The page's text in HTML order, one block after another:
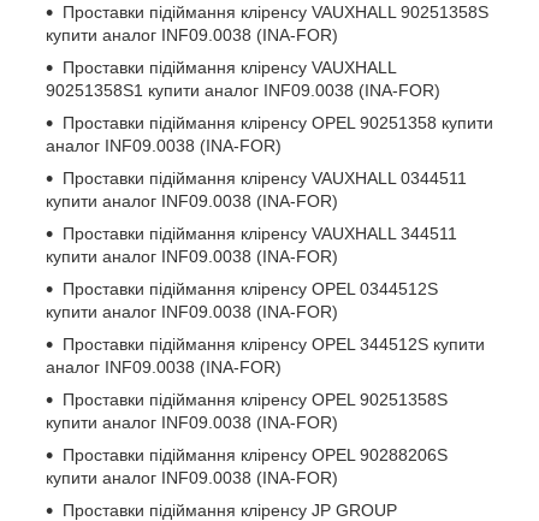
Проставки підіймання кліренсу VAUXHALL 90251358S
купити аналог INF09.0038 (INA-FOR)
Проставки підіймання кліренсу VAUXHALL
90251358S1 купити аналог INF09.0038 (INA-FOR)
Проставки підіймання кліренсу OPEL 90251358 купити
аналог INF09.0038 (INA-FOR)
Проставки підіймання кліренсу VAUXHALL 0344511
купити аналог INF09.0038 (INA-FOR)
Проставки підіймання кліренсу VAUXHALL 344511
купити аналог INF09.0038 (INA-FOR)
Проставки підіймання кліренсу OPEL 0344512S
купити аналог INF09.0038 (INA-FOR)
Проставки підіймання кліренсу OPEL 344512S купити
аналог INF09.0038 (INA-FOR)
Проставки підіймання кліренсу OPEL 90251358S
купити аналог INF09.0038 (INA-FOR)
Проставки підіймання кліренсу OPEL 90288206S
купити аналог INF09.0038 (INA-FOR)
Проставки підіймання кліренсу JP GROUP